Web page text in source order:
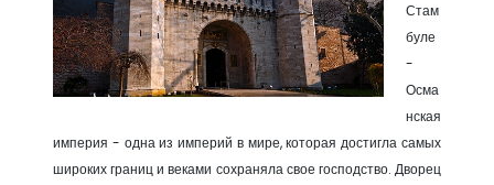
Стам
буле
-
Осма
нская
империя - одна из империй в мире, которая достигла самых
широких границ и веками сохраняла свое господство. Дворец